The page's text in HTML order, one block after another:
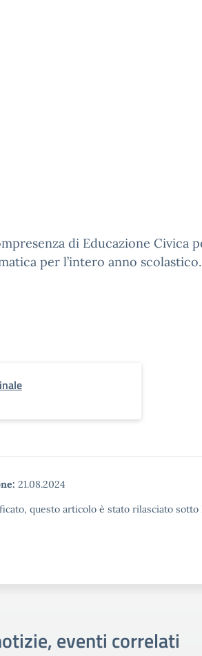
di Educazione Civica
per l’intero anno scolastico.
21.08.2024
questo articolo è stato rilasciato
eventi correlati